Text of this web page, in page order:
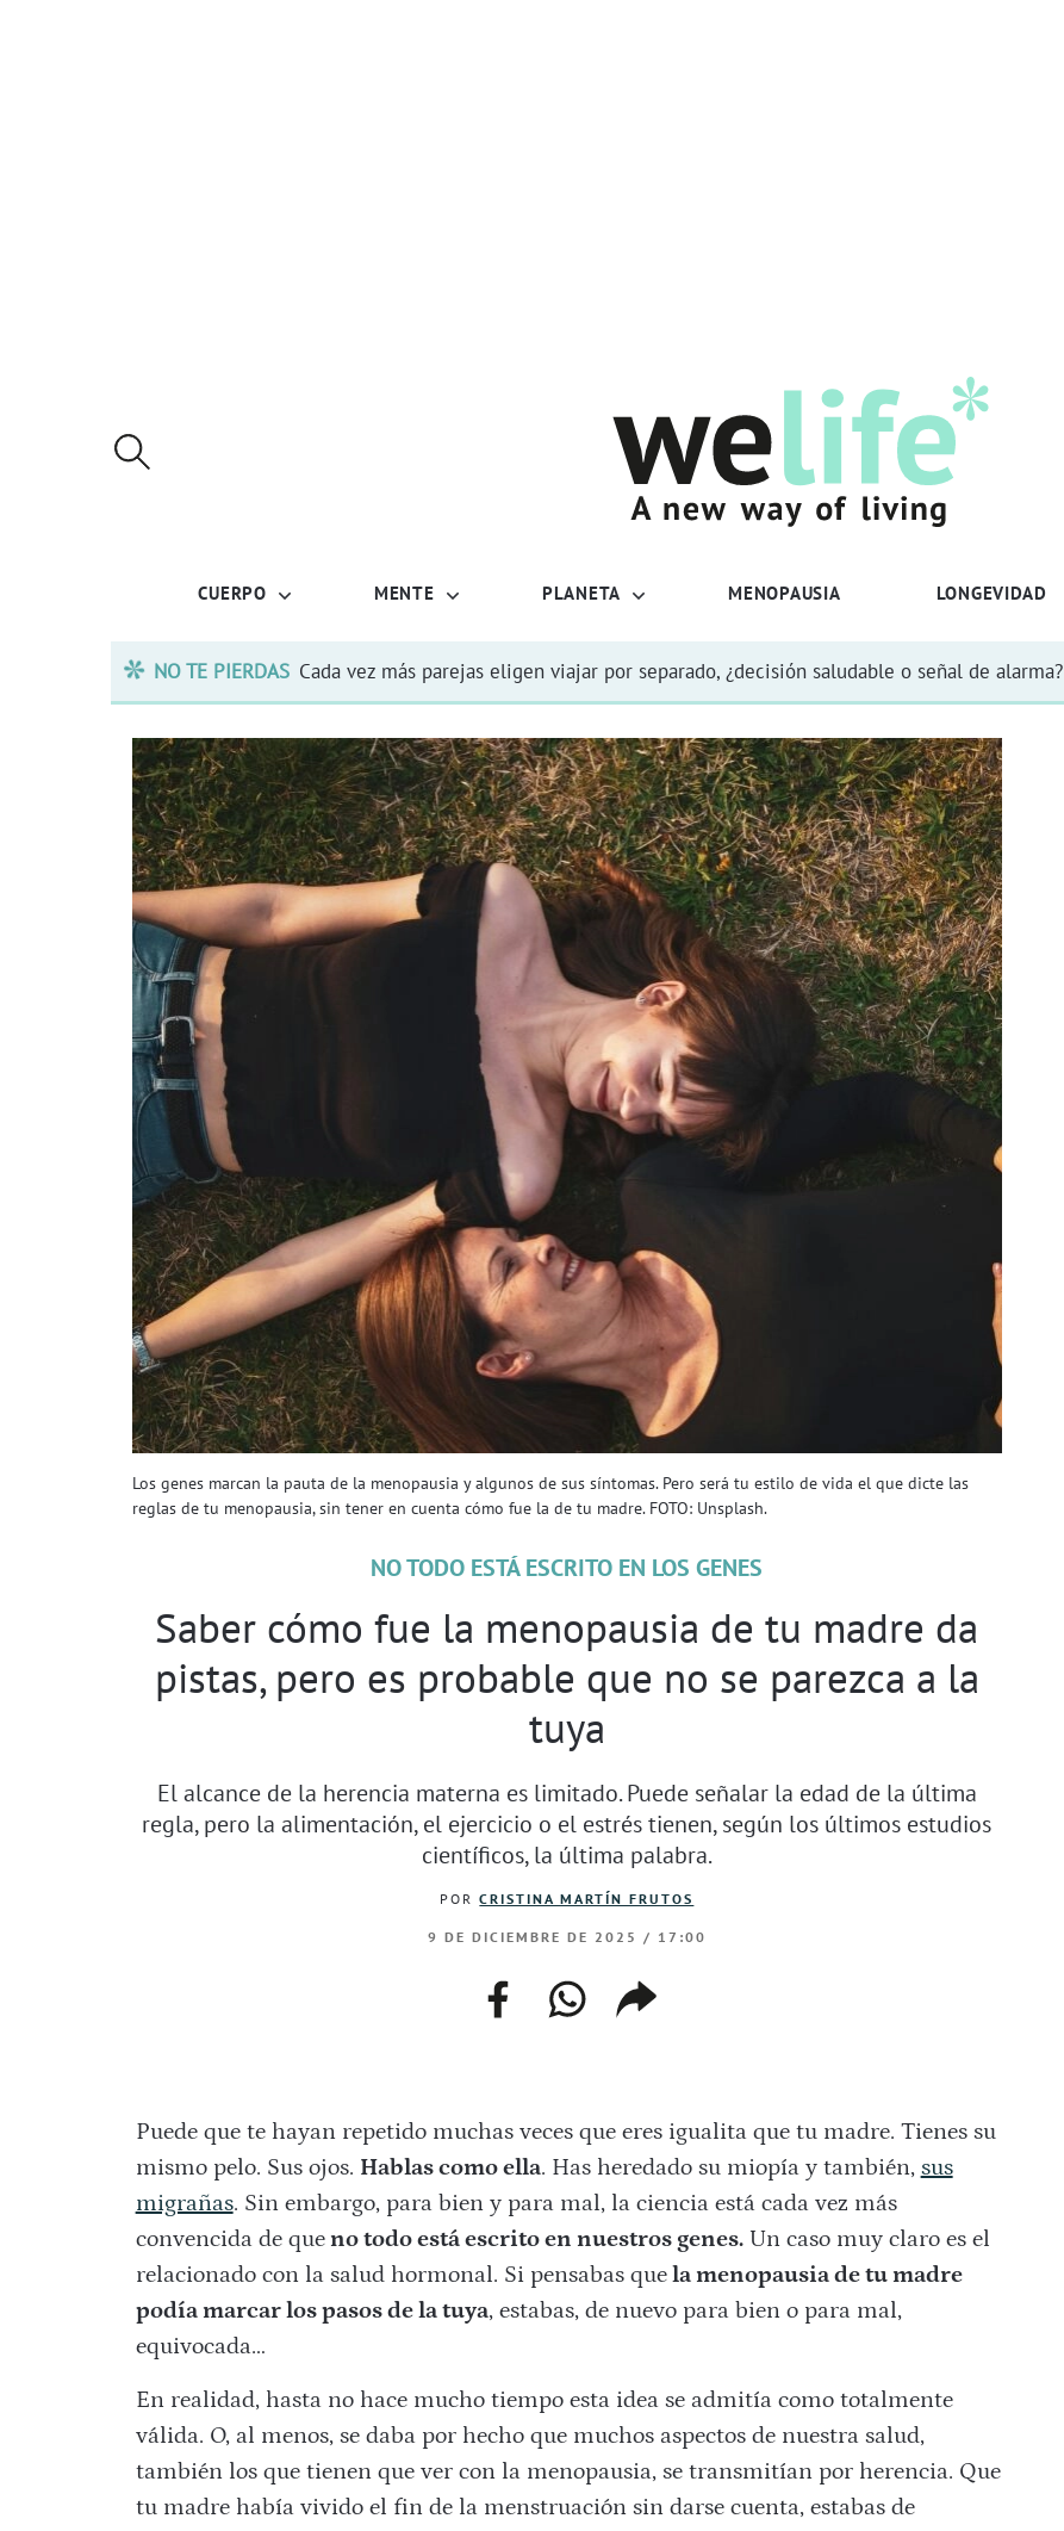
CUERPO MENTE PLANETA MENOPAUSIA LONGEVIDAD
NO TE PIERDAS Cada vez más parejas eligen viajar por separado, ¿decisión saludable o señal de alarma?
Los genes marcan la pauta de la menopausia y algunos de sus síntomas. Pero será tu estilo de vida el que dicte las
reglas de tu menopausia, sin tener en cuenta cómo fue la de tu madre. FOTO: Unsplash.
NO TODO ESTÁ ESCRITO EN LOS GENES
Saber cómo fue la menopausia de tu madre da
pistas, pero es probable que no se parezca a la
tuya
El alcance de la herencia materna es limitado. Puede señalar la edad de la última
regla, pero la alimentación, el ejercicio o el estrés tienen, según los últimos estudios
científicos, la última palabra.
PORCRISTINA MARTÍN FRUTOS
9 DE DICIEMBRE DE 2025 / 17:00
facebookwhatsapp
web
copiar
enlace
Puede que te hayan repetido muchas veces que eres igualita que tu madre. Tienes su
mismo pelo. Sus ojos. Hablas como ella. Has heredado su miopía y también, sus
migrañas. Sin embargo, para bien y para mal, la ciencia está cada vez más
convencida de queno todo está escrito en nuestros genes.Un caso muy claro es el
relacionado con la salud hormonal. Si pensabas quela menopausia de tu madre
podía marcar los pasos de la tuya, estabas, de nuevo para bien o para mal,
equivocada…
En realidad, hasta no hace mucho tiempo esta idea se admitía como totalmente
válida. O, al menos, se daba por hecho que muchos aspectos de nuestra salud,
también los que tienen que ver con la menopausia, se transmitían por herencia. Que
tu madre había vivido el fin de la menstruación sin darse cuenta, estabas de